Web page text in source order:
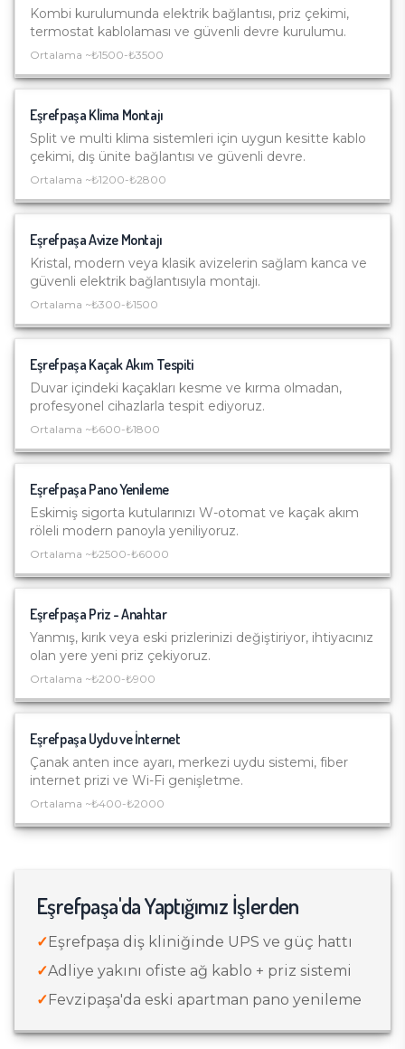
Kombi kurulumunda elektrik bağlantısı, priz çekimi,
termostat kablolaması ve güvenli devre kurulumu.
Ortalama ~₺1500-₺3500
Eşrefpaşa Klima Montajı
Split ve multi klima sistemleri için uygun kesitte kablo
çekimi, dış ünite bağlantısı ve güvenli devre.
Ortalama ~₺1200-₺2800
EşrefpaşaAvize Montajı
Kristal, modern veya klasik avizelerin sağlam kanca ve
güvenli elektrik bağlantısıyla montajı.
Ortalama ~₺300-₺1500
Eşrefpaşa Kaçak Akım Tespiti
Duvar içindeki kaçakları kesme ve kırma olmadan,
profesyonel cihazlarla tespit ediyoruz.
Ortalama ~₺600-₺1800
Eşrefpaşa Pano Yenileme
Eskimiş sigorta kutularınızı W-otomat ve kaçak akım
röleli modern panoyla yeniliyoruz.
Ortalama ~₺2500-₺6000
Eşrefpaşa Priz - Anahtar
Yanmış, kırık veya eski prizlerinizi değiştiriyor, ihtiyacınız
olan yere yeni priz çekiyoruz.
Ortalama ~₺200-₺900
Eşrefpaşa Uydu ve İnternet
Çanak anten ince ayarı, merkezi uydu sistemi, fiber
internet prizi ve Wi-Fi genişletme.
Ortalama ~₺400-₺2000
Eşrefpaşa'da Yaptığımız İşlerden
✓Eşrefpaşa diş kliniğinde UPS ve güç hattı
✓Adliye yakını ofiste ağ kablo + priz sistemi
✓Fevzipaşa'da eski apartman pano yenileme